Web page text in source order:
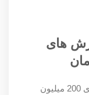
های
چنان چه جمع صورت حساب شما بالای 200 میلیون